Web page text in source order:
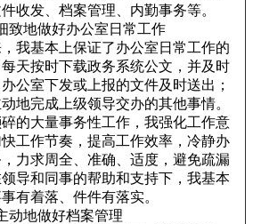
收发、档案管理、内勤事务等。
致地做好办公室日常工作
我基本上保证了办公室日常工作的
天按时下载政务系统公文，并及时
办公室下发或上报的文件及时送出；
地完成上级领导交办的其他事情。
的大量事务性工作，我强化工作意
工作节奏，提高工作效率，冷静办
力求周全、准确、适度，避免疏漏
导和同事的帮助和支持下，我基本
事有着落、件件有落实。
动地做好档案管理